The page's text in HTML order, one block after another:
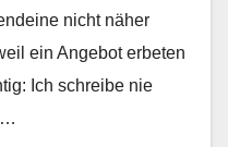
nicht näher
ein Angebot erbeten
Ich schreibe nie